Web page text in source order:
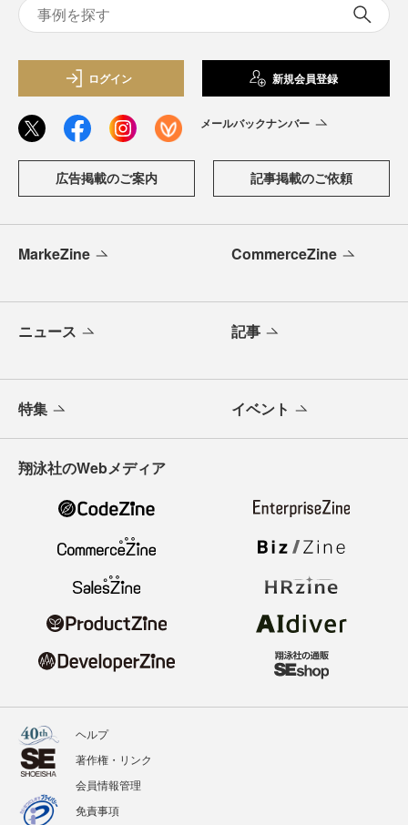
ログイン 新規会員登録
メールバックナンバー
広告掲載のご案内 記事掲載のご依頼
MarkeZine CommerceZine
ニュース 記事
特集 イベント
翔泳社のWebメディア
ヘルプ
著作権・リンク
会員情報管理
免責事項